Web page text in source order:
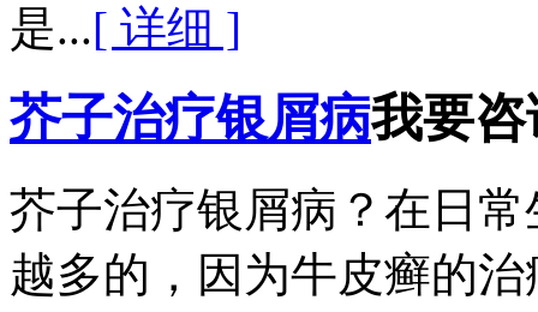
是...[ 详细 ]
芥子治疗银屑病我要咨
芥子治疗银屑病？在日
越多的，因为牛皮癣的